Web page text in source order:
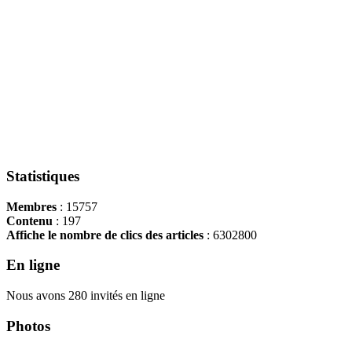
Statistiques
Membres : 15757
Contenu : 197
Affiche le nombre de clics des articles : 6302800
En ligne
Nous avons 280 invités en ligne
Photos